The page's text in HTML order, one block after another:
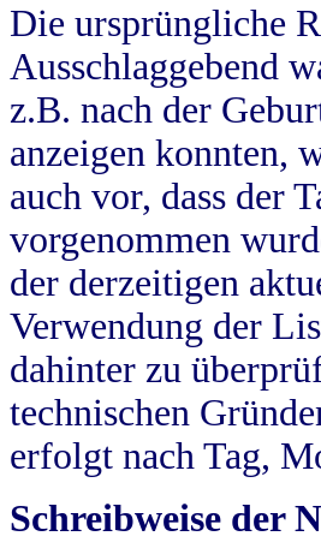
Die ursprüngliche
Ausschlaggebend
z.B. nach der
anzeigen konnten,
auch vor, dass der
vorgenommen
der derzeitigen
Verwendung der
dahinter zu
technischen
erfolgt nach Tag,
Schreibweise der